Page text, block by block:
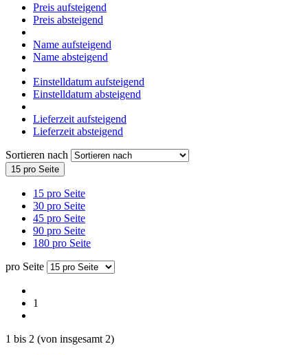
Preis aufsteigend
Preis absteigend
Name aufsteigend
Name absteigend
Einstelldatum aufsteigend
Einstelldatum absteigend
Lieferzeit aufsteigend
Lieferzeit absteigend
Sortieren nach
15 pro Seite
15 pro Seite
30 pro Seite
45 pro Seite
90 pro Seite
180 pro Seite
pro Seite
1
1 bis 2 (von insgesamt 2)